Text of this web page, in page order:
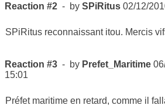
Reaction #2 - bySPiRitus 02/12/
SPiRitus reconnaissant itou. Mercis
Reaction #3 - by Prefet_Maritime
15:01
Préfet maritime en retard, comme il